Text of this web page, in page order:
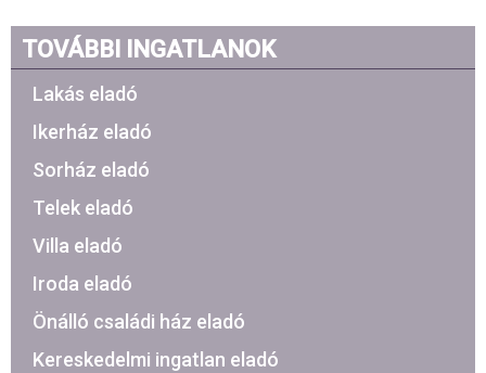
TOVÁBBI INGATLANOK
Lakás eladó
Ikerház eladó
Sorház eladó
Telek eladó
Villa eladó
Iroda eladó
Önálló családi ház eladó
Kereskedelmi ingatlan eladó